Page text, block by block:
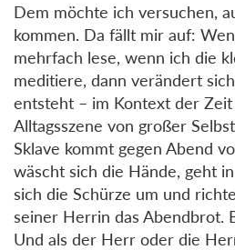
Dem möchte ich versuchen,
kommen. Da fällt mir auf:
mehrfach lese, wenn ich die
meditiere, dann verändert
entsteht – im Kontext der Zeit
Alltagsszene von großer
Sklave kommt gegen Abend
wäscht sich die Hände, geht
sich die Schürze um und
seiner Herrin das Abendbrot.
Und als der Herr oder die